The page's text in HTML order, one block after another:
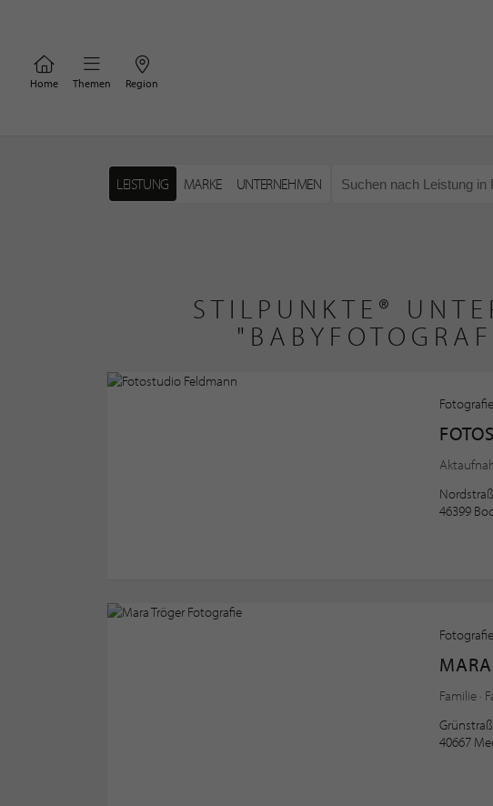
Home Themen Region
LEISTUNG MARKE UNTERNEHMEN
STILPUNKTE®
Fotografie
46399
Fotografie
Familie ·
40667